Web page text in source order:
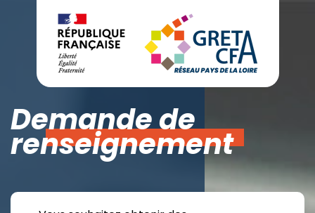
Demande de
renseignement